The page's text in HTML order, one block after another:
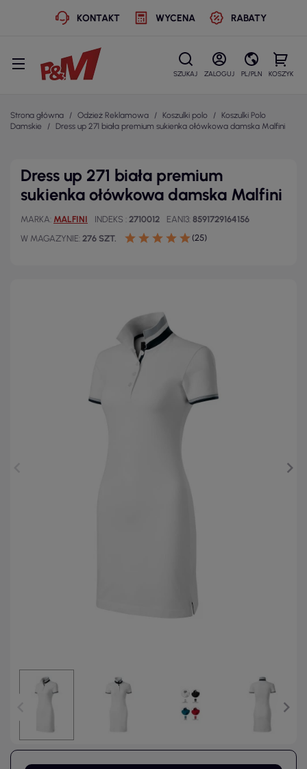
KONTAKT WYCENA RABATY
SZUKAJ ZALOGUJ PL/PLN KOSZYK
Strona główna Odzież Reklamowa Koszulki polo
Koszulki Polo
Damskie
Dress up 271 biała premium sukienka ołówkowa damska Malfini
Dress up 271 biała premium
sukienka ołówkowa damska Malfini
MARKA MALFINI INDEKS 2710012 EAN13 8591729164156
W MAGAZYNIE 276 SZT. (25)